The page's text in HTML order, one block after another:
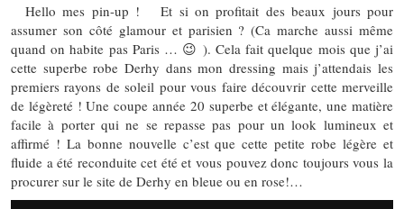
Hello mes pin-up ! Et si on profitait des beaux jours pour
assumer son côté glamour et parisien ? (Ca marche aussi même
quand on habite pas Paris … 😉 ). Cela fait quelque mois que j’ai
cette superbe robe Derhy dans mon dressing mais j’attendais les
premiers rayons de soleil pour vous faire découvrir cette merveille
de légèreté ! Une coupe année 20 superbe et élégante, une matière
facile à porter qui ne se repasse pas pour un look lumineux et
affirmé ! La bonne nouvelle c’est que cette petite robe légère et
fluide a été reconduite cet été et vous pouvez donc toujours vous la
procurer sur le site de Derhy en bleue ou en rose!…